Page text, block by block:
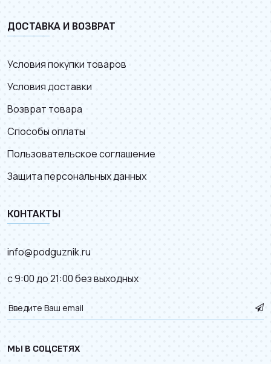
ДОСТАВКА И ВОЗВРАТ
Условия покупки товаров
Условия доставки
Возврат товара
Способы оплаты
Пользовательское соглашение
Защита персональных данных
КОНТАКТЫ
info@podguznik.ru
с 9:00 до 21:00 без выходных
МЫ В СОЦСЕТЯХ